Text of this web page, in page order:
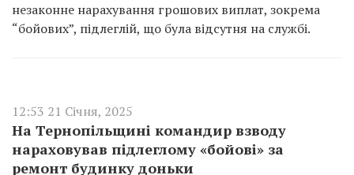
незаконне нарахування грошових виплат, зокрема
“бойових”, підлеглій, що була відсутня на службі.
12:53 21 Січня, 2025
На Тернопільщині командир взводу
нараховував підлеглому «бойові» за
ремонт будинку доньки